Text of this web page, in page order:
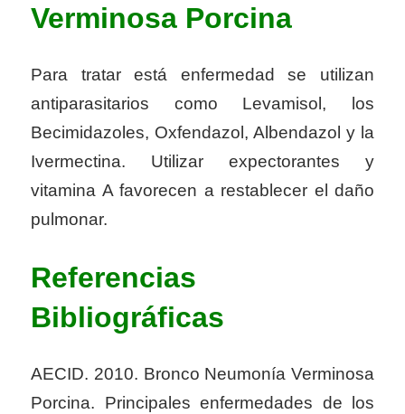
Verminosa Porcina
Para tratar está enfermedad se utilizan
antiparasitarios como Levamisol, los
Becimidazoles, Oxfendazol, Albendazol y la
Ivermectina. Utilizar expectorantes y
vitamina A favorecen a restablecer el daño
pulmonar.
Referencias
Bibliográficas
AECID. 2010. Bronco Neumonía Verminosa
Porcina. Principales enfermedades de los